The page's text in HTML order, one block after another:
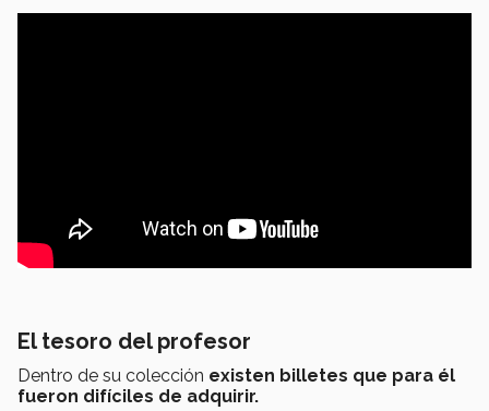
El tesoro del profesor
Dentro de su colección existen billetes que para él
fueron difíciles de adquirir.